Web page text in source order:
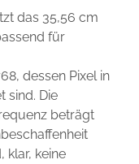
das 35,56 cm
für
dessen Pixel in
sind. Die
beträgt
klar, keine